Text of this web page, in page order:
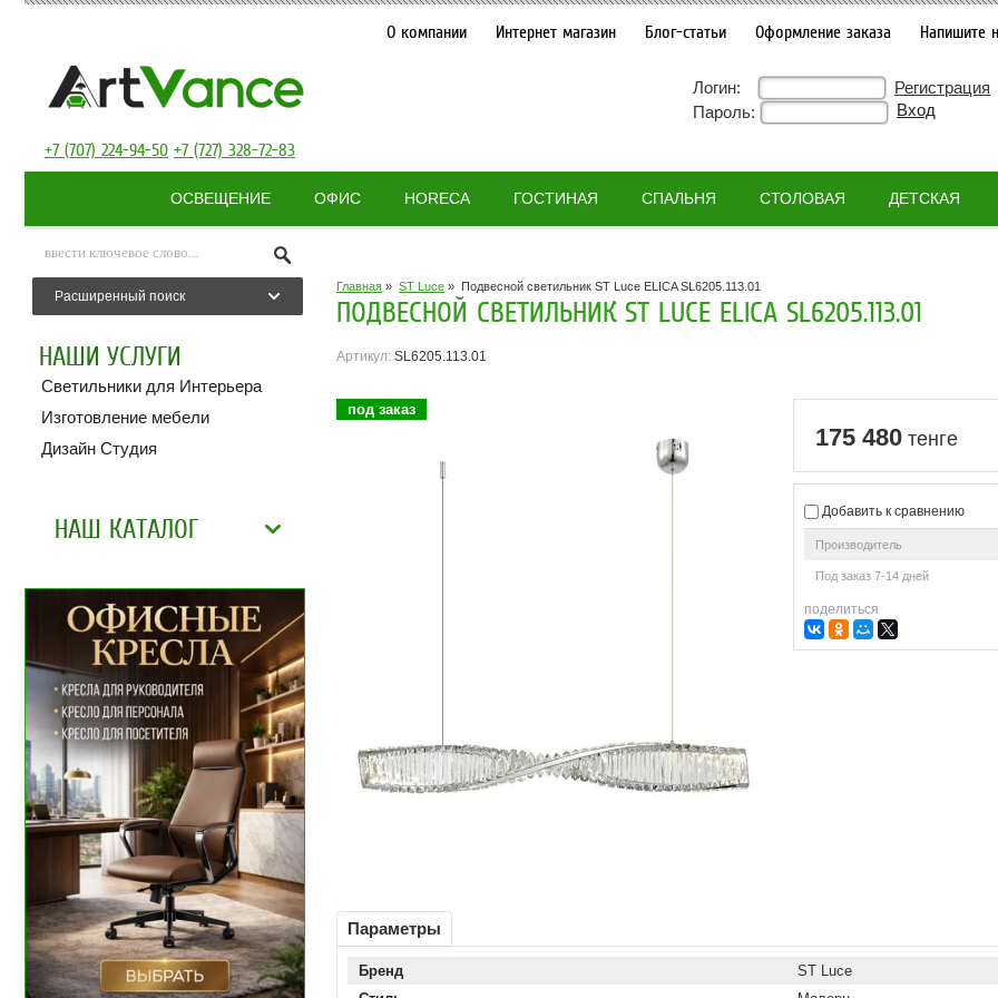
О компании Интернет магазин Блог-статьи Оформление заказа Напишите
Логин: Регистрация
Пароль:
+7 (707) 224-94-50 +7 (727) 328-72-83
ОСВЕЩЕНИЕ ОФИС HORECA ГОСТИНАЯ СПАЛЬНЯ СТОЛОВАЯ ДЕТСКАЯ
Расширенный поиск
НАШИ УСЛУГИ
Светильники для Интерьера
Изготовление мебели
Дизайн Студия
НАШ КАТАЛОГ
Главная » ST Luce » Подвесной светильник ST Luce ELICA SL6205.113.01
ПОДВЕСНОЙ СВЕТИЛЬНИК ST LUCE ELICA SL6205.113.01
Артикул: SL6205.113.01
под заказ
175 480 тенге
Добавить к сравнению
Производитель
Под заказ 7-14 дней
поделиться
Параметры
Бренд
ST Luce